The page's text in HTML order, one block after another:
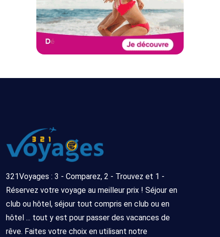
321Voyages : 3 - Comparez, 2 - Trouvez et 1 -
Réservez votre voyage au meilleur prix ! Séjour en
club ou hôtel, séjour tout compris en club ou en
hôtel ... tout y est pour passer des vacances de
rêve. Faites votre choix en utilisant notre